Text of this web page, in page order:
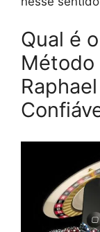
Qual é
Método